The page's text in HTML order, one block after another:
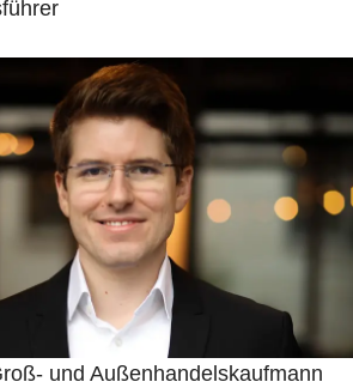
und Außenhandelskaufmann